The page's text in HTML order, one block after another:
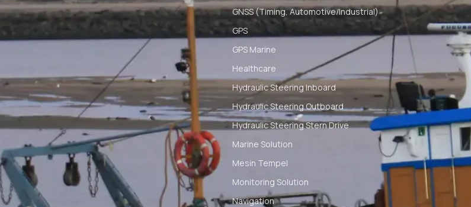
GNSS (Timing, Automotive/Industrial)
GPS
GPS Marine
Healthcare
Hydraulic Steering Inboard
Hydraulic Steering Outboard
Hydraulic Steering Stern Drive
Marine Solution
Mesin Tempel
Monitoring Solution
Navigation